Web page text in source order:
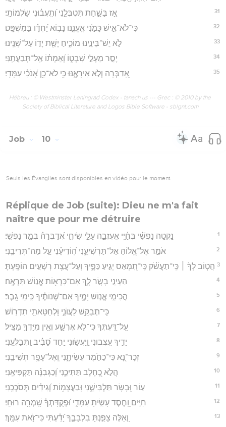
31 אָ֭ז בַּשַּׁ֣חַת תִּטְבְּלֵ֑נִי וְ֝תִֽעֲב֗וּנִי שַׂלְמוֹתָֽי׃
32 כִּי־לֹא־אִ֣ישׁ כָּמֹ֣נִי אֶֽעֱנֶ֑נּוּ נָב֥וֹא יַ֝חְדָּ֗ו בַּמִּשְׁפָּֽט׃
33 לֹ֣א יֵשׁ־בֵּינֵ֣ינוּ מוֹכִ֑יחַ יָשֵׁ֖ת יָד֣וֹ עַל־שְׁנֵֽינוּ׃
34 יָסֵ֣ר מֵעָלַ֣י שִׁבְט֑וֹ וְ֝אֵמָת֗וֹ אַֽל־תְּבַעֲתַֽנִּי׃
35 אַֽ֭דַבְּרָה וְלֹ֣א אִירָאֶ֑נּוּ כִּ֥י לֹא־כֵ֥ן אָ֝נֹכִ֗י עִמָּדִֽי׃
Hébreu : © Westminster Leningrad Codex - tanach.us --- Grec : © 2010 by the
Society of Biblical Literature and Logos Bible Software - sblgnt.com
Job 10
Seuls les Évangiles sont disponibles en vidéo pour le moment.
Réplique de Job (suite): Dieu ne m'a fait
naître que pour me détruire
1 נָֽקְטָ֥ה נַפְשִׁ֗י בְּחַ֫יָּ֥י אֶֽעֶזְבָ֣ה עָלַ֣י שִׂיחִ֑י אֲ֝דַבְּרָה֗ בְּמַ֣ר נַפְשִֽׁי׃
2 אֹמַ֣ר אֶל־אֱ֭לוֹהַּ אַל־תַּרְשִׁיעֵ֑נִי הֽ֝וֹדִיעֵ֗נִי עַ֣ל מַה־תְּרִיבֵֽנִי׃
3 הֲט֤וֹב לְךָ֨ ׀ כִּֽי־תַעֲשֹׁ֗ק כִּֽי־תִ֭מְאַס יְגִ֣יעַ כַּפֶּ֑יךָ וְעַל־עֲצַ֖ת רְשָׁעִ֣ים הוֹפָֽעְתָּ׃
4 הַעֵינֵ֣י בָשָׂ֣ר לָ֑ךְ אִם־כִּרְא֖וֹת אֱנ֣וֹשׁ תִּרְאֶֽה׃
5 הֲכִימֵ֣י אֱנ֣וֹשׁ יָמֶ֑יךָ אִם־שְׁ֝נוֹתֶ֗יךָ כִּ֣ימֵי גָֽבֶר׃
6 כִּֽי־תְבַקֵּ֥שׁ לַעֲוֺנִ֑י וּ֭לְחַטָּאתִ֥י תִדְרֽוֹשׁ׃
7 עַֽל־דַּ֭עְתְּךָ כִּי־לֹ֣א אֶרְשָׁ֑ע וְאֵ֖ין מִיָּדְךָ֣ מַצִּֽיל׃
8 יָדֶ֣יךָ עִ֭צְּבוּנִי וַֽיַּעֲשׂ֑וּנִי יַ֥חַד סָ֝בִ֗יב וַֽתְּבַלְּעֵֽנִי׃
9 זְכָר־נָ֭א כִּי־כַחֹ֣מֶר עֲשִׂיתָ֑נִי וְֽאֶל־עָפָ֥ר תְּשִׁיבֵֽנִי׃
10 הֲלֹ֣א כֶ֭חָלָב תַּתִּיכֵ֑נִי וְ֝כַגְּבִנָּ֗ה תַּקְפִּיאֵֽנִי׃
11 ע֣וֹר וּ֭בָשָׂר תַּלְבִּישֵׁ֑נִי וּֽבַעֲצָמ֥וֹת וְ֝גִידִ֗ים תְּסֹכְכֵֽנִי׃
12 חַיִּ֣ים וָ֭חֶסֶד עָשִׂ֣יתָ עִמָּדִ֑י וּ֝פְקֻדָּתְךָ֗ שָֽׁמְרָ֥ה רוּחִֽי׃
13 וְ֭אֵלֶּה צָפַ֣נְתָּ בִלְבָבֶ֑ךָ יָ֝דַ֗עְתִּי כִּי־זֹ֥את עִמָּֽךְ׃